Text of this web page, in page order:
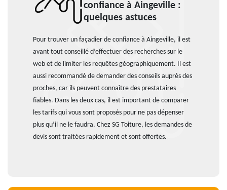
confiance à Aingeville :
quelques astuces
Pour trouver un façadier de confiance à Aingeville, il est
avant tout conseillé d’effectuer des recherches sur le
web et de limiter les requêtes géographiquement. Il est
aussi recommandé de demander des conseils auprès des
proches, car ils peuvent connaître des prestataires
fiables. Dans les deux cas, il est important de comparer
les tarifs qui vous sont proposés pour ne pas dépenser
plus qu’il ne le faudra. Chez SG Toiture, les demandes de
devis sont traitées rapidement et sont offertes.